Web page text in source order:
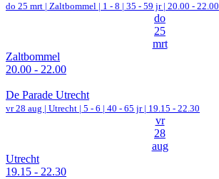
do 25 mrt | Zaltbommel | 1 - 8 | 35 - 59 jr | 20.00 - 22.00
do
25
mrt
Zaltbommel
20.00 - 22.00
De Parade Utrecht
vr 28 aug | Utrecht | 5 - 6 | 40 - 65 jr | 19.15 - 22.30
vr
28
aug
Utrecht
19.15 - 22.30